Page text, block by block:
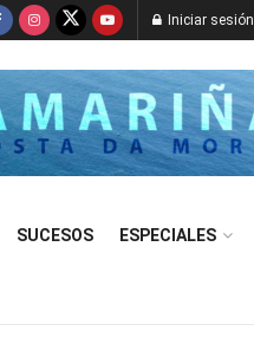
Iniciar sesión
SUCESOS ESPECIALES